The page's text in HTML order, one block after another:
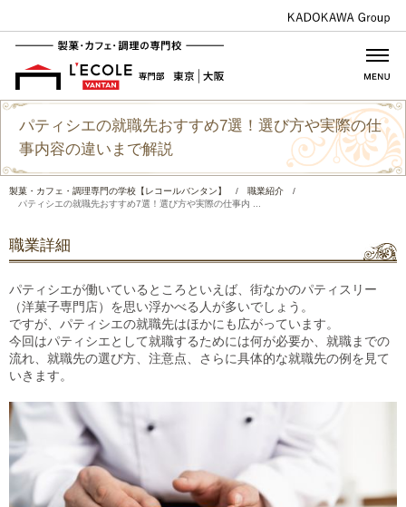
パティシエの就職先おすすめ7選！選び方や実際の仕
事内容の違いまで解説
製菓・カフェ・調理専門の学校【レコールバンタン】 / 職業紹介
/
パティシエの就職先おすすめ7選！選び方や実際の仕事内 ...
職業詳細
パティシエが働いているところといえば、街なかのパティスリー
（洋菓子専門店）を思い浮かべる人が多いでしょう。
ですが、パティシエの就職先はほかにも広がっています。
今回はパティシエとして就職するためには何が必要か、就職までの
流れ、就職先の選び方、注意点、さらに具体的な就職先の例を見て
いきます。